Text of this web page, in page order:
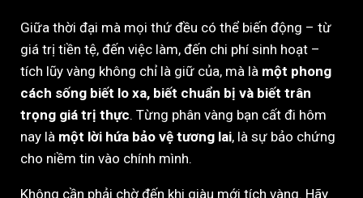
Giữa thời đại mà mọi thứ đều có thể biến động – từ
giá trị tiền tệ, đến việc làm, đến chi phí sinh hoạt –
tích lũy vàng không chỉ là giữ của, mà là một phong
cách sống biết lo xa, biết chuẩn bị và biết trân
trọng giá trị thực. Từng phân vàng bạn cất đi hôm
nay là một lời hứa bảo vệ tương lai, là sự bảo chứng
cho niềm tin vào chính mình.
Không cần phải chờ đến khi giàu mới tích vàng. Hãy